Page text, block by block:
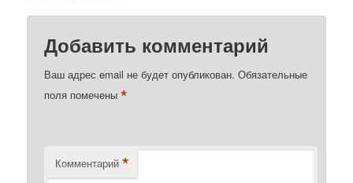
Добавить комментарий
Ваш адрес email не будет опубликован. Обязательные
поля помечены*
Комментарий *